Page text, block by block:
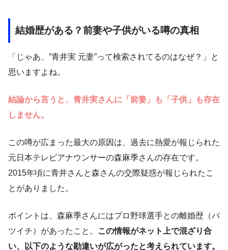
結婚歴がある？前妻や子供がいる噂の真相
「じゃあ、”青井実 元妻”って検索されてるのはなぜ？」と
思いますよね。
結論から言うと、青井実さんに「前妻」も「子供」も存在
しません。
この噂が広まった最大の原因は、過去に熱愛が報じられた
元日本テレビアナウンサーの森麻季さんの存在です。
2015年頃に青井さんと森さんの交際疑惑が報じられたこ
とがありました。
ポイントは、森麻季さんにはプロ野球選手との離婚歴（バ
ツイチ）があったこと。
この情報がネット上で混ざり合
い、以下のような勘違いが広がったと考えられています。